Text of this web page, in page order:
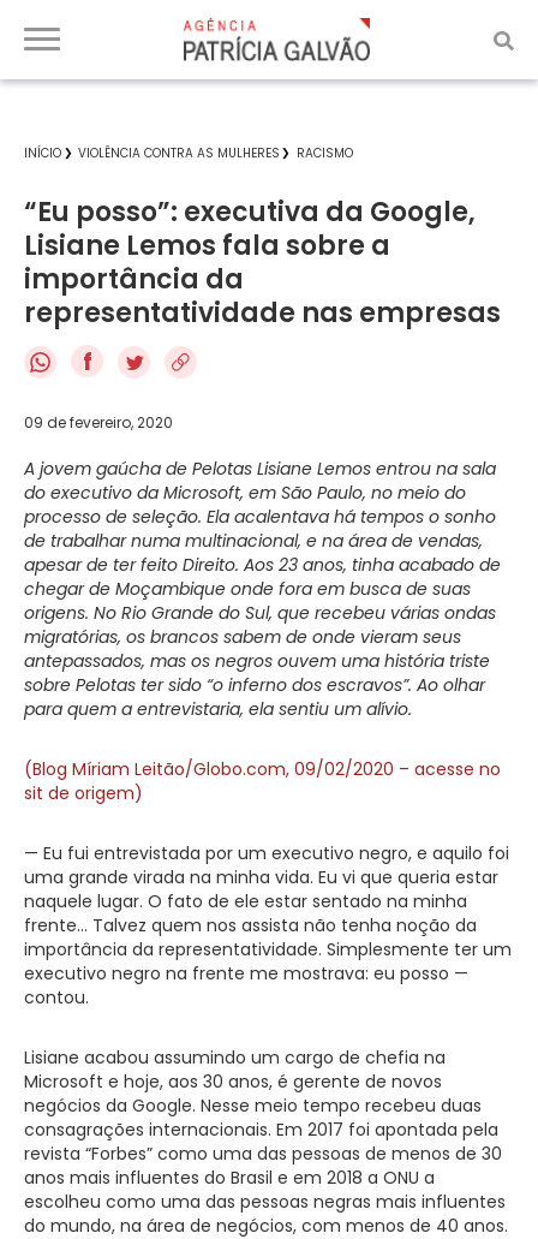
INÍCIO VIOLÊNCIA CONTRA AS MULHERES RACISMO
“Eu posso”: executiva da Google,
Lisiane Lemos fala sobre a
importância da
representatividade nas empresas
f
09 de fevereiro, 2020
A jovem gaúcha de Pelotas Lisiane Lemos entrou na sala
do executivo da Microsoft, em São Paulo, no meio do
processo de seleção. Ela acalentava há tempos o sonho
de trabalhar numa multinacional, e na área de vendas,
apesar de ter feito Direito. Aos 23 anos, tinha acabado de
chegar de Moçambique onde fora em busca de suas
origens. No Rio Grande do Sul, que recebeu várias ondas
migratórias, os brancos sabem de onde vieram seus
antepassados, mas os negros ouvem uma história triste
sobre Pelotas ter sido “o inferno dos escravos”. Ao olhar
para quem a entrevistaria, ela sentiu um alívio.
(Blog Míriam Leitão/Globo.com, 09/02/2020 – acesse no
sit de origem)
— Eu fui entrevistada por um executivo negro, e aquilo foi
uma grande virada na minha vida. Eu vi que queria estar
naquele lugar. O fato de ele estar sentado na minha
frente… Talvez quem nos assista não tenha noção da
importância da representatividade. Simplesmente ter um
executivo negro na frente me mostrava: eu posso —
contou.
Lisiane acabou assumindo um cargo de chefia na
Microsoft e hoje, aos 30 anos, é gerente de novos
negócios da Google. Nesse meio tempo recebeu duas
consagrações internacionais. Em 2017 foi apontada pela
revista “Forbes” como uma das pessoas de menos de 30
anos mais influentes do Brasil e em 2018 a ONU a
escolheu como uma das pessoas negras mais influentes
do mundo, na área de negócios, com menos de 40 anos.